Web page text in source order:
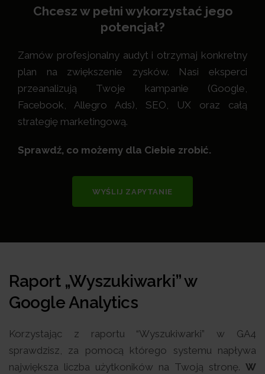
Chcesz w pełni wykorzystać jego
potencjał?
Zamów profesjonalny audyt i otrzymaj konkretny
plan na zwiększenie zysków. Nasi eksperci
przeanalizują Twoje kampanie (Google,
Facebook, Allegro Ads), SEO, UX oraz całą
strategię marketingową.
Sprawdź, co możemy dla Ciebie zrobić.
WYŚLIJ ZAPYTANIE
Raport „Wyszukiwarki” w
Google Analytics
Korzystając z raportu “Wyszukiwarki” w GA4
sprawdzisz, za pomocą którego systemu napływa
największa liczba użytkoników na Twoją stronę. W